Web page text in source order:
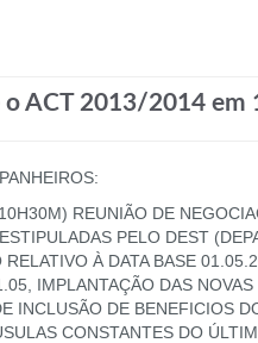
ACT 2013/2014 em
REUNIÃO DE
PELO DEST
À DATA BASE
IMPLANTAÇÃO DAS
INCLUSÃO DE BENEFICIOS
CONSTANTES DO